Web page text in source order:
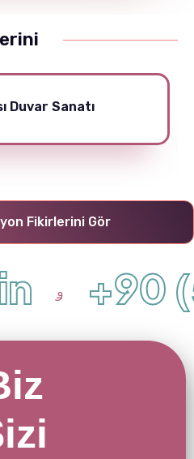
Duvar Sanatı
Fikirlerini Gör
+90